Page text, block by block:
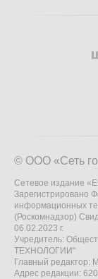
© ООО «Сеть
Сетевое издание
Зарегистрировано
информационных
(Роскомнадзор)
06.02.2023 г.
Учредитель:
ТЕХНОЛОГИИ"
Главный редактор:
Адрес редакции: